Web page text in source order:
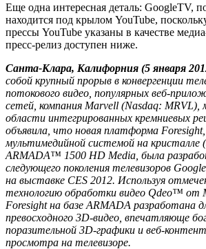
Еще одна интересная деталь: GoogleTV,
находится под крылом YouTube,
прессы YouTube указаны в качестве
пресс-релиз доступен ниже.
Санта-Клара, Калифорния (5 января
собой крупный прорыв в конвергенции
потокового видео, популярных веб-
сетей, компания Marvell (Nasdaq: MRVL),
области интегрированных кремниевых
объявила, что новая платформа
мультимедийной системой на кристалле
ARMADA™ 1500 HD Media, была
следующего поколения телевизоров
на выставке CES 2012. Используя
технологию обработки видео Qdeo™ от
Foresight на базе ARMADA разработана
превосходного 3D-видео, впечатляюще
поразительной 3D-графики и веб-
просмотра на телевизоре.